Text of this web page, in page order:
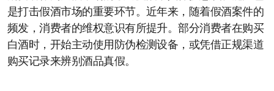
是打击假酒市场的重要环节。近年来，随着假酒案件的
频发，消费者的维权意识有所提升。部分消费者在购买
白酒时，开始主动使用防伪检测设备，或凭借正规渠道
购买记录来辨别酒品真假。